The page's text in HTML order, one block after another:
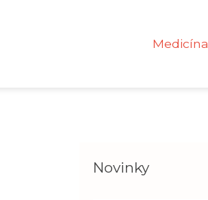
Medicína
Novinky